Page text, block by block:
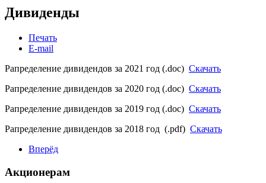
Дивиденды
Печать
E-mail
Рапределение дивидендов за 2021 год (.doc) Скачать
Рапределение дивидендов за 2020 год (.doc) Скачать
Рапределение дивидендов за 2019 год (.doc) Скачать
Рапределение дивидендов за 2018 год (.pdf) Скачать
Вперёд
Акционерам